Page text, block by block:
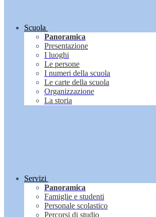
Scuola
Panoramica
Presentazione
I luoghi
Le persone
I numeri della scuola
Le carte della scuola
Organizzazione
La storia
Servizi
Panoramica
Famiglie e studenti
Personale scolastico
Percorsi di studio